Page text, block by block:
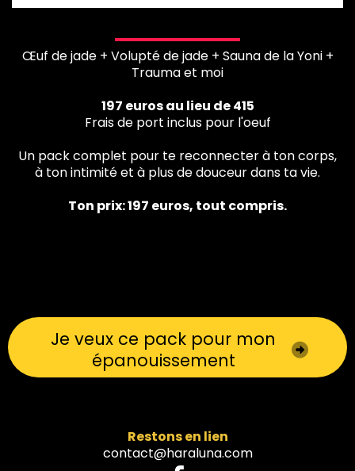
Œuf de jade + Volupté de jade + Sauna de la Yoni +
Trauma et moi
197 euros au lieu de 415
Frais de port inclus pour l'oeuf
Un pack complet pour te reconnecter à ton corps,
à ton intimité et à plus de douceur dans ta vie.
Ton prix: 197 euros, tout compris.
Je veux ce pack pour mon
épanouissement
Restons en lien
contact@haraluna.com